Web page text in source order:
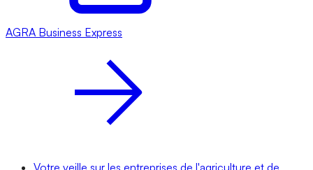
AGRA Business Express
Votre veille sur les entreprises de l'agriculture et de